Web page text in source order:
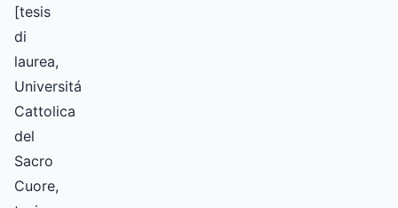
[tesis
di
laurea,
Universitá
Cattolica
del
Sacro
Cuore,